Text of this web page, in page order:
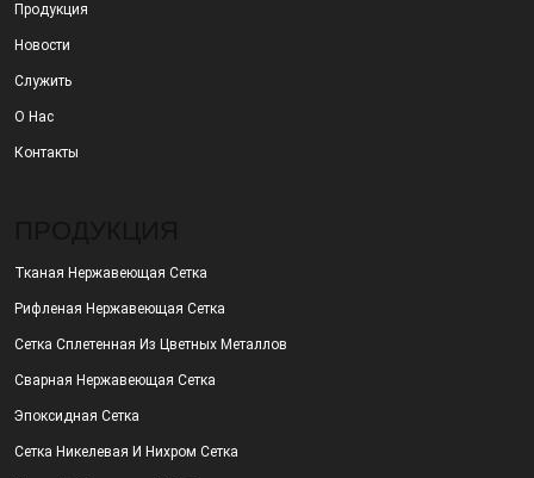
Продукция
Новости
Служить
О Нас
Контакты
Тканая Нержавеющая Сетка
Рифленая Нержавеющая Сетка
Сетка Сплетенная Из Цветных Металлов
Сварная Нержавеющая Сетка
Эпоксидная Сетка
Сетка Никелевая И Нихром Сетка